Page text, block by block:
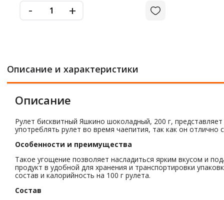
- +
Описание и характеристики
Описание
Рулет бисквитный Яшкино шоколадный, 200 г,
употреблять рулет во время чаепития, так как он
Особенности и преимущества
Такое угощение позволяет насладиться ярким вкусом и
продукт в удобной для хранения и транспортировки
состав и калорийность на 100 г рулета.
Состав